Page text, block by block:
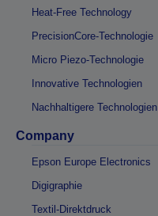
Heat-Free Technology
PrecisionCore-Technologie
Micro Piezo-Technologie
Innovative Technologien
Nachhaltigere Technologien
Company
Epson Europe Electronics
Digigraphie
Textil-Direktdruck